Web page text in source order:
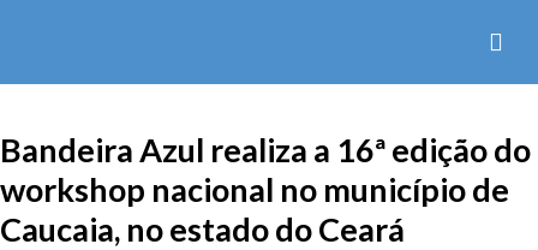
Bandeira Azul realiza a 16ª edição do
workshop nacional no município de
Caucaia, no estado do Ceará